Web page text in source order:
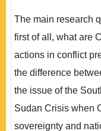
The main research
first of all, what are
actions in conflict
the difference
the issue of the
Sudan Crisis when
sovereignty and